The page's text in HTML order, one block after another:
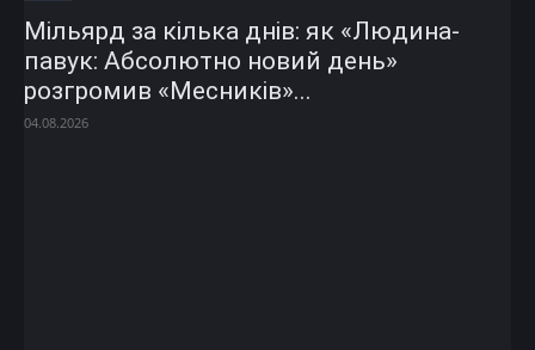
Мільярд за кілька днів: як «Людина-
павук: Абсолютно новий день»
розгромив «Месників»...
04.08.2026